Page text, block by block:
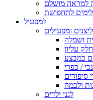
למראה מושלם
לתחפושת
למפעיל
ליצנים ומפעילים
ושמלה
עליון
במבצע
/ כפרי
סיפורים
ולבמה
לגני ילדים